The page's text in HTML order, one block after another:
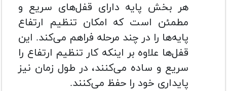
هر بخش پایه دارای قفل‌های سریع و
مطمئن است که امکان تنظیم ارتفاع
پایه‌ها را در چند مرحله فراهم می‌کند. این
قفل‌ها علاوه بر اینکه کار تنظیم ارتفاع را
سریع و ساده می‌کنند، در طول زمان نیز
پایداری خود را حفظ می‌کنند.